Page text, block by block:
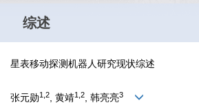
综述
星表移动探测机器人研究现状综述
张元勋1,2, 黄靖1,2, 韩亮亮3